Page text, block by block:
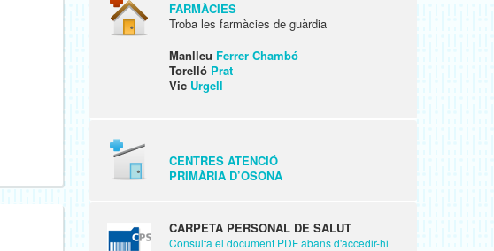
FARMÀCIES
Troba les farmàcies de guàrdia
Manlleu Ferrer Chambó
Torelló Prat
Vic Urgell
CENTRES ATENCIÓ
PRIMÀRIA D’OSONA
CARPETA PERSONAL DE SALUT
Consulta el document PDF abans d'accedir-hi